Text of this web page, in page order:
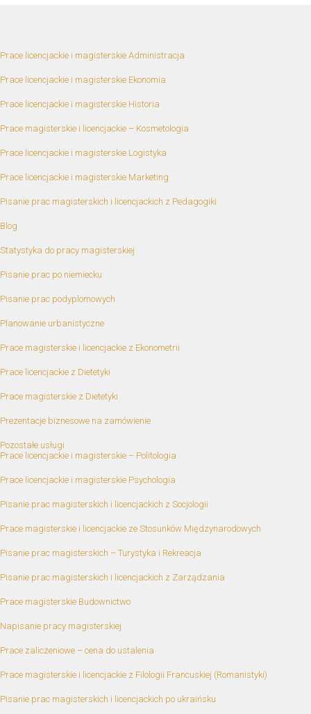
Prace licencjackie i magisterskie Administracja
Prace licencjackie i magisterskie Ekonomia
Prace licencjackie i magisterskie Historia
Prace magisterskie i licencjackie – Kosmetologia
Prace licencjackie i magisterskie Logistyka
Prace licencjackie i magisterskie Marketing
Pisanie prac magisterskich i licencjackich z Pedagogiki
Blog
Statystyka do pracy magisterskiej
Pisanie prac po niemiecku
Pisanie prac podyplomowych
Planowanie urbanistyczne
Prace magisterskie i licencjackie z Ekonometrii
Prace licencjackie z Dietetyki
Prace magisterskie z Dietetyki
Prezentacje biznesowe na zamówienie
Pozostałe usługi
Prace licencjackie i magisterskie – Politologia
Prace licencjackie i magisterskie Psychologia
Pisanie prac magisterskich i licencjackich z Socjologii
Prace magisterskie i licencjackie ze Stosunków Międzynarodowych
Pisanie prac magisterskich – Turystyka i Rekreacja
Pisanie prac magisterskich i licencjackich z Zarządzania
Prace magisterskie Budownictwo
Napisanie pracy magisterskiej
Prace zaliczeniowe – cena do ustalenia
Prace magisterskie i licencjackie z Filologii Francuskiej (Romanistyki)
Pisanie prac magisterskich i licencjackich po ukraińsku